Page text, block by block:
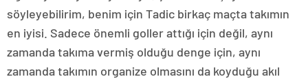
söyleyebilirim, benim için Tadic birkaç maçta takımın
en iyisi. Sadece önemli goller attığı için değil, aynı
zamanda takıma vermiş olduğu denge için, aynı
zamanda takımın organize olmasını da koyduğu akıl